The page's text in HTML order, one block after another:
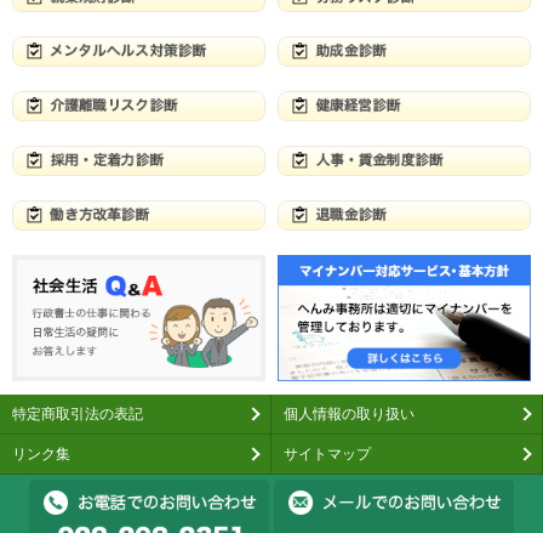
特定商取引法の表記 個人情報の取り扱い
リンク集 サイトマップ